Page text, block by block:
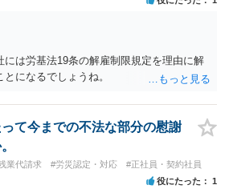
れると解されますので、会社の損害賠償
入院費、入院慰謝料、後遺障害慰謝料、
能性が高いと思われます。 また、業務労
僚の不注意等による事故）の場合は、当該
ます。 労災で支払われた分は、損害額か
すが、それを超えた部分は、会社もしく
らうことになります。 会社等との交渉が必
社でしたら、自ら話してくると思います
な話ですので、詳細もしくは対応を最寄り
以上、ご参考まで。
は労基法19条の解雇制限規定を理由に解
になるでしょうね。
て今までの不法な部分の慰謝
業代請求 #労災認定・対応 #正社員・契約社員
役にたった 1